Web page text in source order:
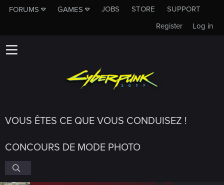
FORUMS GAMES JOBS STORE
SUPPORT
Log in
Register
VOUS ÊTES CE QUE VOUS CONDUISEZ !
CONCOURS DE MODE PHOTO